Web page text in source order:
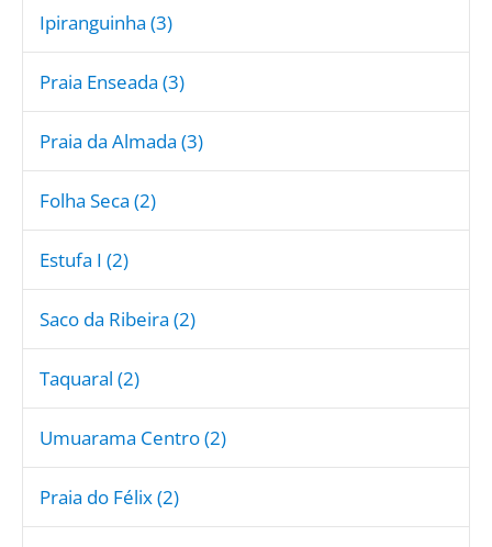
Ipiranguinha (3)
Praia Enseada (3)
Praia da Almada (3)
Folha Seca (2)
Estufa I (2)
Saco da Ribeira (2)
Taquaral (2)
Umuarama Centro (2)
Praia do Félix (2)